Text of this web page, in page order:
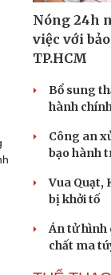
Nóng 24h
việc với
TP.HCM
Bổ sung
hành
Công an
bạo hành
Vua Quạt,
bị khởi tố
Án tử hình
chất ma